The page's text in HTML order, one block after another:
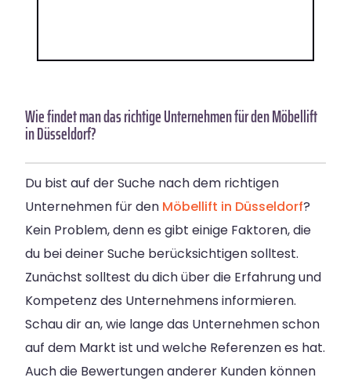
Wie findet man das richtige Unternehmen für den Möbellift
in Düsseldorf?
Du bist auf der Suche nach dem richtigen
Unternehmen für den Möbellift in Düsseldorf?
Kein Problem, denn es gibt einige Faktoren, die
du bei deiner Suche berücksichtigen solltest.
Zunächst solltest du dich über die Erfahrung und
Kompetenz des Unternehmens informieren.
Schau dir an, wie lange das Unternehmen schon
auf dem Markt ist und welche Referenzen es hat.
Auch die Bewertungen anderer Kunden können